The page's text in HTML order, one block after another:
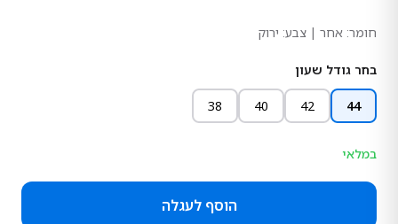
חומר: אחר | צבע: ירוק
בחר גודל שעון
44
42
40
38
במלאי
הוסף לעגלה